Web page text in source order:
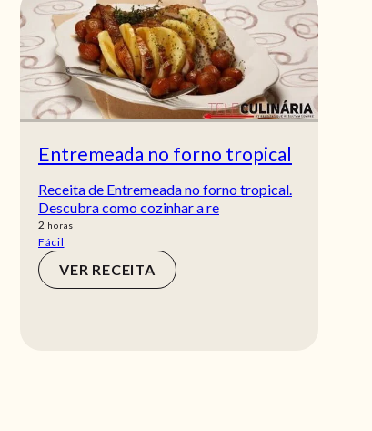
Entremeada no forno tropical
Receita de Entremeada no forno tropical.
Descubra como cozinhar a re
2 horas
horas
Fácil
VER RECEITA